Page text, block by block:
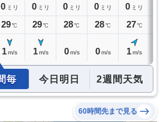
0 ミリ
29℃
1 m/s
0 ミリ
29℃
1 m/s
0 ミリ
28℃
0 m/s
0 ミリ
28℃
0 m/s
0 ミリ
27 ℃
1m/s
毎 今日明日 2週間天気
60時間先まで見る